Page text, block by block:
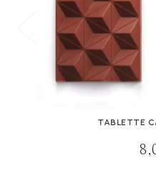
TABLETTE